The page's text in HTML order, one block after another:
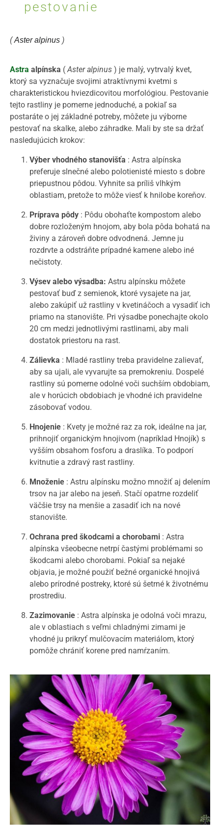
pestovanie
(Aster alpinus )
Astra alpínska ( Aster alpinus ) je malý, vytrvalý kvet,
ktorý sa vyznačuje svojimi atraktívnymi kvetmi s
charakteristickou hviezdicovitou morfológiou. Pestovanie
tejto rastliny je pomerne jednoduché, a pokiaľ sa
postaráte o jej základné potreby, môžete ju výborne
pestovať na skalke, alebo záhradke. Mali by ste sa držať
nasledujúcich krokov:
Výber vhodného stanovišťa : Astra alpínska
preferuje slnečné alebo polotienisté miesto s dobre
priepustnou pôdou. Vyhnite sa príliš vlhkým
oblastiam, pretože to môže viesť k hnilobe koreňov.
Príprava pôdy : Pôdu obohaťte kompostom alebo
dobre rozloženým hnojom, aby bola pôda bohatá na
živiny a zároveň dobre odvodnená. Jemne ju
rozdrvte a odstráňte prípadné kamene alebo iné
nečistoty.
Výsev alebo výsadba: Astru alpínsku môžete
pestovať buď z semienok, ktoré vysajete na jar,
alebo zakúpiť už rastliny v kvetináčoch a vysadiť ich
priamo na stanovište. Pri výsadbe ponechajte okolo
20 cm medzi jednotlivými rastlinami, aby mali
dostatok priestoru na rast.
Zálievka : Mladé rastliny treba pravidelne zalievať,
aby sa ujali, ale vyvarujte sa premokreniu. Dospelé
rastliny sú pomerne odolné voči suchším obdobiam,
ale v horúcich obdobiach je vhodné ich pravidelne
zásobovať vodou.
Hnojenie : Kvety je možné raz za rok, ideálne na jar,
prihnojiť organickým hnojivom (napríklad Hnojík) s
vyšším obsahom fosforu a draslíka. To podporí
kvitnutie a zdravý rast rastliny.
Množenie : Astru alpínsku možno množiť aj delením
trsov na jar alebo na jeseň. Stačí opatrne rozdeliť
väčšie trsy na menšie a zasadiť ich na nové
stanovište.
Ochrana pred škodcami a chorobami : Astra
alpínska všeobecne netrpí častými problémami so
škodcami alebo chorobami. Pokiaľ sa nejaké
objavia, je možné použiť bežné organické hnojivá
alebo prírodné postreky, ktoré sú šetrné k životnému
prostrediu.
Zazimovanie : Astra alpínska je odolná voči mrazu,
ale v oblastiach s veľmi chladnými zimami je
vhodné ju prikryť mulčovacím materiálom, ktorý
pomôže chrániť korene pred namŕzaním.